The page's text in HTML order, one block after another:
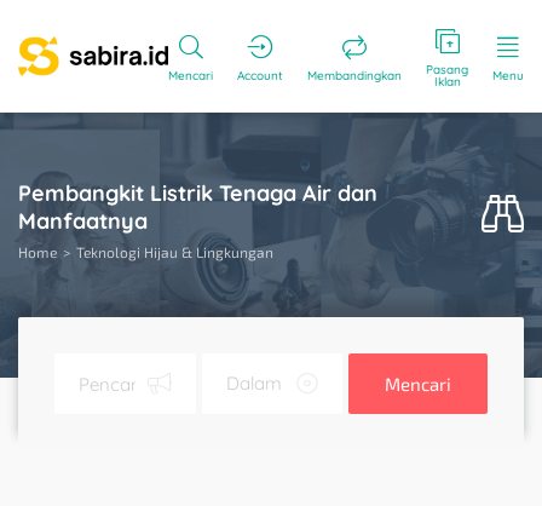
Mencari Account Membandingkan Pasang
Iklan Menu
Pembangkit Listrik Tenaga Air dan
Manfaatnya
Home Teknologi Hijau & Lingkungan
Mencari